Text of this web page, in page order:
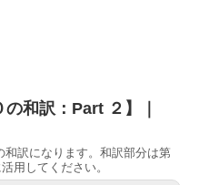
和訳：Part ２】｜
訳になります。和訳部分は第
用してください。